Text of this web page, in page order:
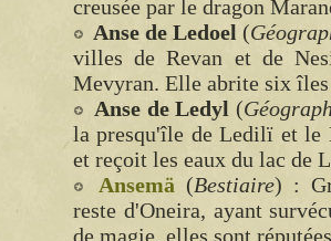
creusée par le dragon
Anse de Ledoel (
villes de Revan et de
Mevyran. Elle abrite six
Anse de Ledyl (
la presqu'île de Ledilï et le
et reçoit les eaux du lac de
Ansemä (Bestiaire) :
reste d'Oneira, ayant
de magie, elles sont